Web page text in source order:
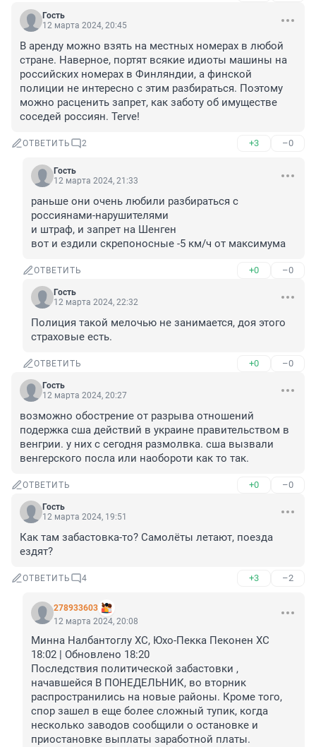
Гость
12 марта 2024, 20:45
В аренду можно взять на местных номерах в любой
стране. Наверное, портят всякие идиоты машины на
российских номерах в Финляндии, а финской
полиции не интересно с этим разбираться. Поэтому
можно расценить запрет, как заботу об имуществе
соседей россиян. Terve!
ОТВЕТИТЬ 2 +3 –0
Гость
12 марта 2024, 21:33
раньше они очень любили разбираться с
россиянами-нарушителями
и штраф, и запрет на Шенген
вот и ездили скрепоносные -5 км/ч от максимума
ОТВЕТИТЬ +0 –0
Гость
12 марта 2024, 22:32
Полиция такой мелочью не занимается, доя этого
страховые есть.
ОТВЕТИТЬ +0 –0
Гость
12 марта 2024, 20:27
возможно обострение от разрыва отношений
подержка сша действий в украине правительством в
венгрии. у них с сегодня размолвка. сша вызвали
венгерского посла или наобороти как то так.
ОТВЕТИТЬ +0 –0
Гость
12 марта 2024, 19:51
Как там забастовка-то? Самолёты летают, поезда
ездят?
ОТВЕТИТЬ 4 +3 –2
278933603
12 марта 2024, 20:08
Минна Налбантоглу ХС, Юхо-Пекка Пеконен ХС
18:02 | Обновлено 18:20
Последствия политической забастовки ,
начавшейся В ПОНЕДЕЛЬНИК, во вторник
распространились на новые районы. Кроме того,
спор зашел в еще более сложный тупик, когда
несколько заводов сообщили о остановке и
приостановке выплаты заработной платы.